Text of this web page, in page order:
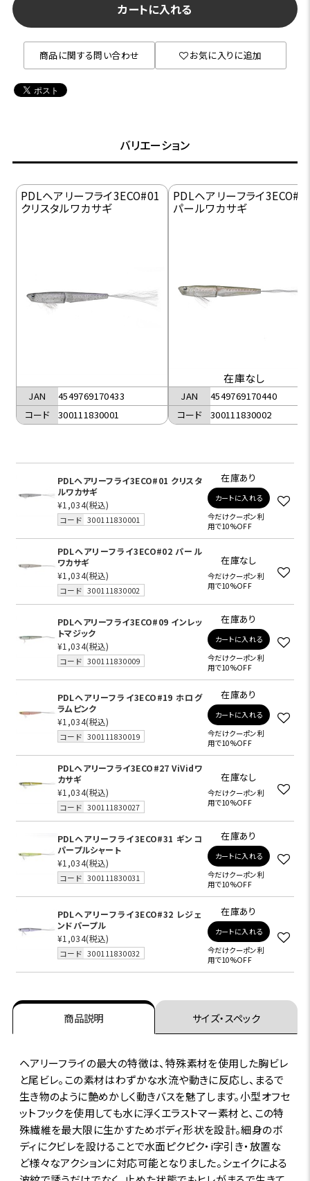
カートに入れる
商品に関する問い合わせ お気に入りに追加
バリエーション
PDLヘアリーフライ3ECO#01
クリスタルワカサギ
JAN
4549769170433
コード
300111830001
PDLヘアリーフライ
パールワカサギ
在庫なし
JAN
4549769170440
コード
300111830002
PDLヘアリーフライ3ECO#01 クリスタ
ルワカサギ
¥1,034(税込)
コード 300111830001
在庫あり
カートに入れる
今だけクーポン利
用で10%OFF
PDLヘアリーフライ3ECO#02 パール
ワカサギ
¥1,034(税込)
コード 300111830002
在庫なし
今だけクーポン利
用で10%OFF
PDLヘアリーフライ3ECO#09 インレッ
トマジック
¥1,034(税込)
コード 300111830009
在庫あり
カートに入れる
今だけクーポン利
用で10%OFF
PDLヘアリーフライ3ECO#19 ホログ
ラムピンク
¥1,034(税込)
コード 300111830019
在庫あり
カートに入れる
今だけクーポン利
用で10%OFF
PDLヘアリーフライ3ECO#27 ViVidワ
カサギ
¥1,034(税込)
コード 300111830027
在庫なし
今だけクーポン利
用で10%OFF
PDLヘアリーフライ3ECO#31 ギンコ
パープルシャート
¥1,034(税込)
コード 300111830031
在庫あり
カートに入れる
今だけクーポン利
用で10%OFF
PDLヘアリーフライ3ECO#32 レジェ
ンドパープル
¥1,034(税込)
コード 300111830032
在庫あり
カートに入れる
今だけクーポン利
用で10%OFF
商品説明 サイズ・スペック
ヘアリーフライの最大の特徴は、特殊素材を使用した胸ビレ
と尾ビレ。この素材はわずかな水流や動きに反応し、まるで
生き物のように艶めかしく動きバスを魅了します。小型オフセ
ットフックを使用しても水に浮くエラストマー素材と、この特
殊繊維を最大限に生かすためボディ形状を設計。細身のボ
ディにクビレを設けることで水面ピクピク・i字引き・放置な
ど様々なアクションに対応可能となりました。シェイクによる